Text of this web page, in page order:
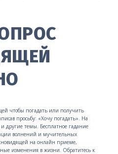
чтобы погадать или получить
просьбу: «Хочу погадать». На
другие темы. Бесплатное гадание
волнений и мучительных
на онлайн приеме,
изменения в жизни. Обратитесь к